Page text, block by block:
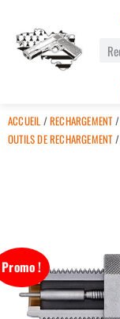
ACCUEIL /RECHARGEMENT
OUTILS DE RECHARGEMENT /
Promo !